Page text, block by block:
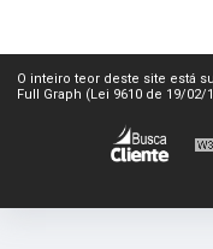
O inteiro teor deste site está
Full Graph (Lei 9610 de 19/02/